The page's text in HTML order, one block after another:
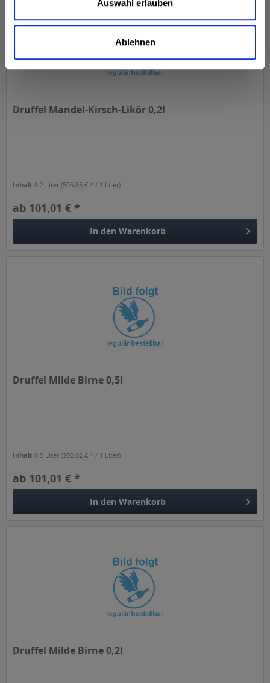
Auswahl erlauben
Ablehnen
Druffel Mandel-Kirsch-Likör 0,2l
Inhalt0.2 Liter(505,05 € * / 1 Liter)
ab 101,01 € *
In den Warenkorb
Druffel Milde Birne 0,5l
Inhalt0.5 Liter(202,02 € * / 1 Liter)
ab 101,01 € *
In den Warenkorb
Druffel Milde Birne 0,2l